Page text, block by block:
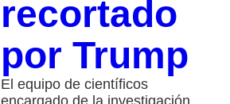
recortado
por Trump
El equipo de científicos